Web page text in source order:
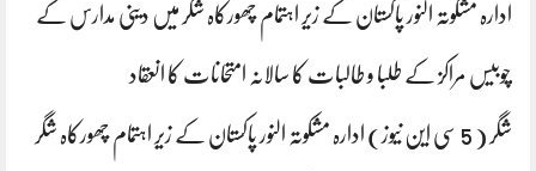
ادارہ مشکوتہ النور پاکستان کے زیر اہتمام چھورکاہ شگر میں دینی مدارس کے
چوبیس مراکز کے طلبا و طالبات کا سالانہ امتحانات کا انعقاد
شگر ( 5 سی این نیوز) ادارہ مشکوتہ النور پاکستان کے زیر اہتمام چھورکاہ شگر